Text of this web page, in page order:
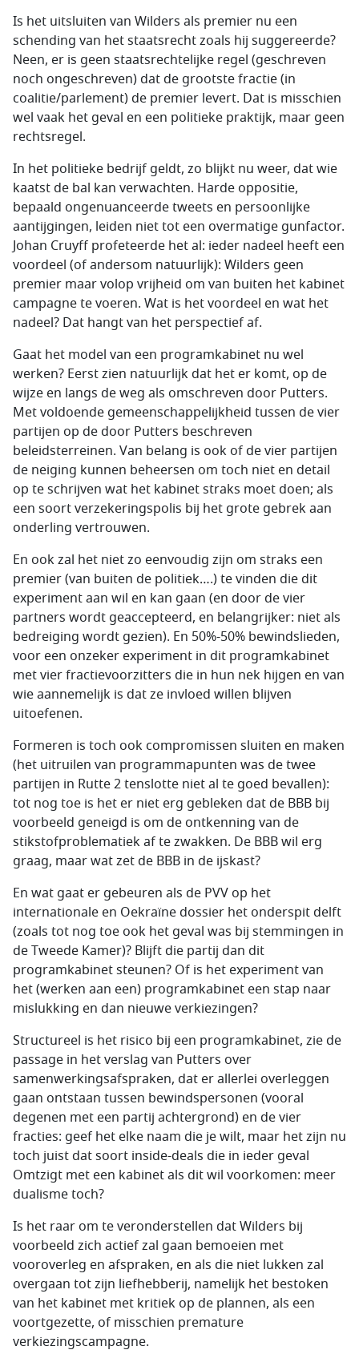
Is het uitsluiten van Wilders als premier nu een
schending van het staatsrecht zoals hij suggereerde?
Neen, er is geen staatsrechtelijke regel (geschreven
noch ongeschreven) dat de grootste fractie (in
coalitie/parlement) de premier levert. Dat is misschien
wel vaak het geval en een politieke praktijk, maar geen
rechtsregel.
In het politieke bedrijf geldt, zo blijkt nu weer, dat wie
kaatst de bal kan verwachten. Harde oppositie,
bepaald ongenuanceerde tweets en persoonlijke
aantijgingen, leiden niet tot een overmatige gunfactor.
Johan Cruyff profeteerde het al: ieder nadeel heeft een
voordeel (of andersom natuurlijk): Wilders geen
premier maar volop vrijheid om van buiten het kabinet
campagne te voeren. Wat is het voordeel en wat het
nadeel? Dat hangt van het perspectief af.
Gaat het model van een programkabinet nu wel
werken? Eerst zien natuurlijk dat het er komt, op de
wijze en langs de weg als omschreven door Putters.
Met voldoende gemeenschappelijkheid tussen de vier
partijen op de door Putters beschreven
beleidsterreinen. Van belang is ook of de vier partijen
de neiging kunnen beheersen om toch niet en detail
op te schrijven wat het kabinet straks moet doen; als
een soort verzekeringspolis bij het grote gebrek aan
onderling vertrouwen.
En ook zal het niet zo eenvoudig zijn om straks een
premier (van buiten de politiek….) te vinden die dit
experiment aan wil en kan gaan (en door de vier
partners wordt geaccepteerd, en belangrijker: niet als
bedreiging wordt gezien). En 50%-50% bewindslieden,
voor een onzeker experiment in dit programkabinet
met vier fractievoorzitters die in hun nek hijgen en van
wie aannemelijk is dat ze invloed willen blijven
uitoefenen.
Formeren is toch ook compromissen sluiten en maken
(het uitruilen van programmapunten was de twee
partijen in Rutte 2 tenslotte niet al te goed bevallen):
tot nog toe is het er niet erg gebleken dat de BBB bij
voorbeeld geneigd is om de ontkenning van de
stikstofproblematiek af te zwakken. De BBB wil erg
graag, maar wat zet de BBB in de ijskast?
En wat gaat er gebeuren als de PVV op het
internationale en Oekraïne dossier het onderspit delft
(zoals tot nog toe ook het geval was bij stemmingen in
de Tweede Kamer)? Blijft die partij dan dit
programkabinet steunen? Of is het experiment van
het (werken aan een) programkabinet een stap naar
mislukking en dan nieuwe verkiezingen?
Structureel is het risico bij een programkabinet, zie de
passage in het verslag van Putters over
samenwerkingsafspraken, dat er allerlei overleggen
gaan ontstaan tussen bewindspersonen (vooral
degenen met een partij achtergrond) en de vier
fracties: geef het elke naam die je wilt, maar het zijn nu
toch juist dat soort inside-deals die in ieder geval
Omtzigt met een kabinet als dit wil voorkomen: meer
dualisme toch?
Is het raar om te veronderstellen dat Wilders bij
voorbeeld zich actief zal gaan bemoeien met
vooroverleg en afspraken, en als die niet lukken zal
overgaan tot zijn liefhebberij, namelijk het bestoken
van het kabinet met kritiek op de plannen, als een
voortgezette, of misschien premature
verkiezingscampagne.